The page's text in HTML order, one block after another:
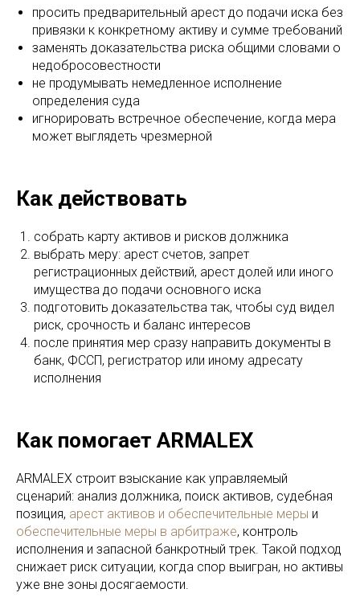
просить предварительный арест до подачи иска без
привязки к конкретному активу и сумме требований
заменять доказательства риска общими словами о
недобросовестности
не продумывать немедленное исполнение
определения суда
игнорировать встречное обеспечение, когда мера
может выглядеть чрезмерной
Как действовать
собрать карту активов и рисков должника
выбрать меру: арест счетов, запрет
регистрационных действий, арест долей или иного
имущества до подачи основного иска
подготовить доказательства так, чтобы суд видел
риск, срочность и баланс интересов
после принятия мер сразу направить документы в
банк, ФССП, регистратор или иному адресату
исполнения
Как помогает ARMALEX
ARMALEX строит взыскание как управляемый
сценарий: анализ должника, поиск активов, судебная
позиция, арест активов и обеспечительные меры и
обеспечительные меры в арбитраже, контроль
исполнения и запасной банкротный трек. Такой подход
снижает риск ситуации, когда спор выигран, но активы
уже вне зоны досягаемости.